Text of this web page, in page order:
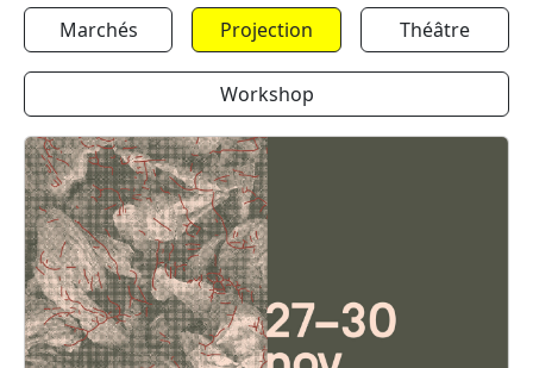
Marchés Projection Théâtre
Workshop